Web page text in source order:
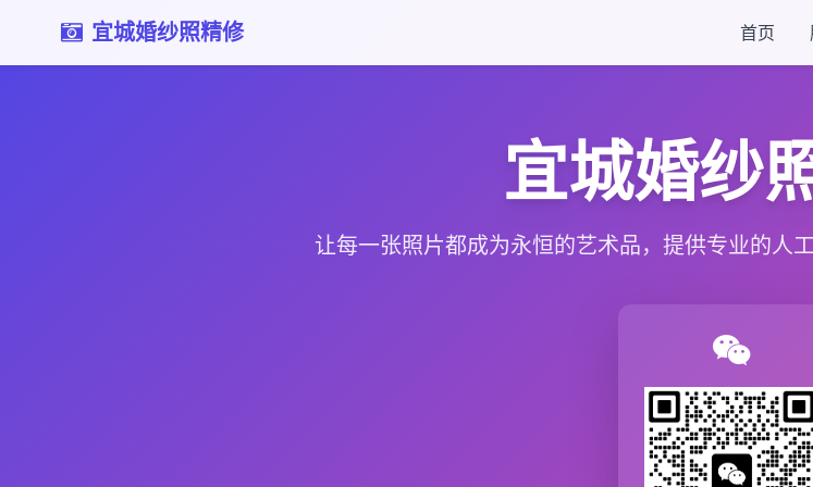
宜城婚纱照精修 首页
宜城婚纱
让每一张照片都成为永恒的艺术品，提供专业的人